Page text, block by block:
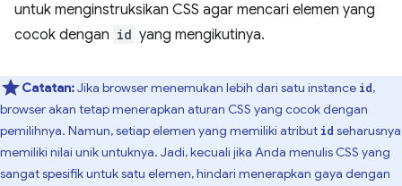
untuk menginstruksikan CSS agar mencari elemen yang
cocok dengan id yang mengikutinya.
Catatan:Jika browser menemukan lebih dari satu instance id,
browser akan tetap menerapkan aturan CSS yang cocok dengan
pemilihnya. Namun, setiap elemen yang memiliki atribut id seharusnya
memiliki nilai unik untuknya. Jadi, kecuali jika Anda menulis CSS yang
sangat spesifik untuk satu elemen, hindari menerapkan gaya dengan